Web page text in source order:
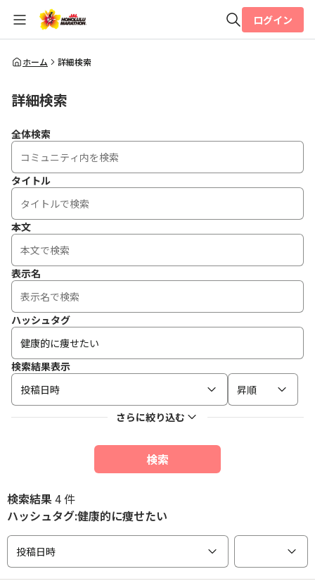
全体検索
ログイン
ホーム 詳細検索
詳細検索
全体検索
タイトル
本文
表示名
ハッシュタグ
検索結果表示
投稿日時
昇順
さらに絞り込む
検索
検索結果4 件
ハッシュタグ:健康的に痩せたい
投稿日時